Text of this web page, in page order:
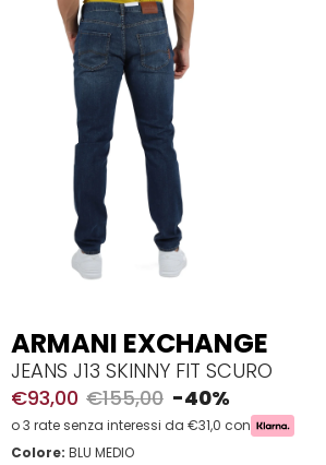
ARMANI EXCHANGE
JEANS J13 SKINNY FIT SCURO
€93,00 €155,00 -40%
o 3 rate senza interessi da €31,0 con
Colore: BLU MEDIO